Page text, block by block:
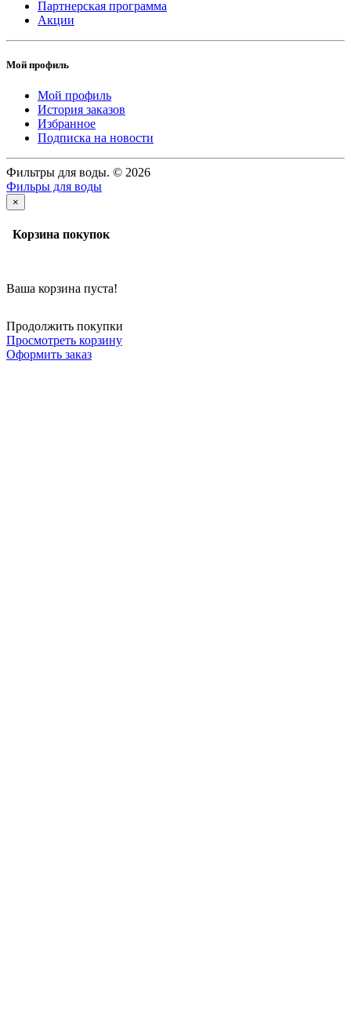
Партнерская программа
Акции
Мой профиль
Мой профиль
История заказов
Избранное
Подписка на новости
Фильтры для воды. © 2026
Фильры для воды
×
Корзина покупок
Ваша корзина пуста!
Продолжить покупки
Просмотреть корзину
Оформить заказ